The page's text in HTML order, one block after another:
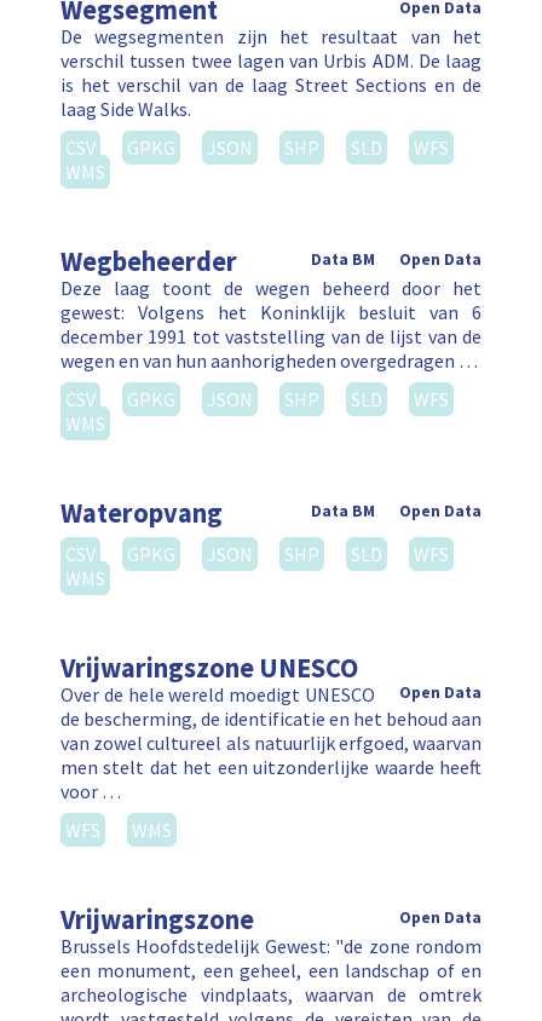
Wegsegment Open Data
De wegsegmenten zijn het resultaat van het
verschil tussen twee lagen van Urbis ADM. De laag
is het verschil van de laag Street Sections en de
laag Side Walks.
CSV
GPKG JSON SHP SLD
WFS
WMS
Wegbeheerder Open Data
Data BM
Deze laag toont de wegen beheerd door het
gewest: Volgens het Koninklijk besluit van 6
december 1991 tot vaststelling van de lijst van de
wegen en van hun aanhorigheden overgedragen …
CSV
GPKG JSON SHP SLD
WFS
WMS
Wateropvang Open Data
Data BM
CSV GPKG JSON SHP SLD
WFS
WMS
Vrijwaringszone UNESCO
Open Data
Over de hele wereld moedigt UNESCO
de bescherming, de identificatie en het behoud aan
van zowel cultureel als natuurlijk erfgoed, waarvan
men stelt dat het een uitzonderlijke waarde heeft
voor …
WFS
WMS
Vrijwaringszone Open Data
Brussels Hoofdstedelijk Gewest: "de zone rondom
een monument, een geheel, een landschap of en
archeologische vindplaats, waarvan de omtrek